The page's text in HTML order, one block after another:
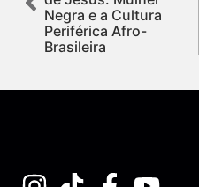
Negra e a Cultura
Periférica Afro-
Brasileira